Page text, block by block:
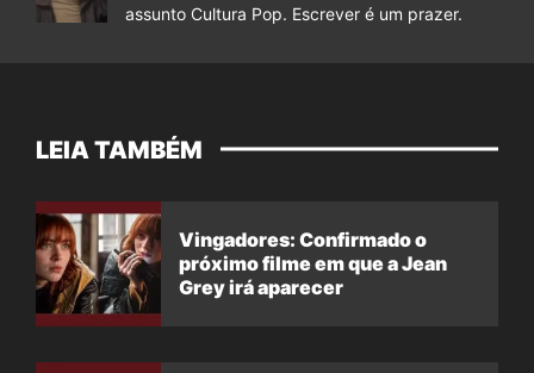
assunto Cultura Pop. Escrever é um prazer.
LEIA TAMBÉM
Vingadores: Confirmado o
próximo filme em que a Jean
Grey irá aparecer